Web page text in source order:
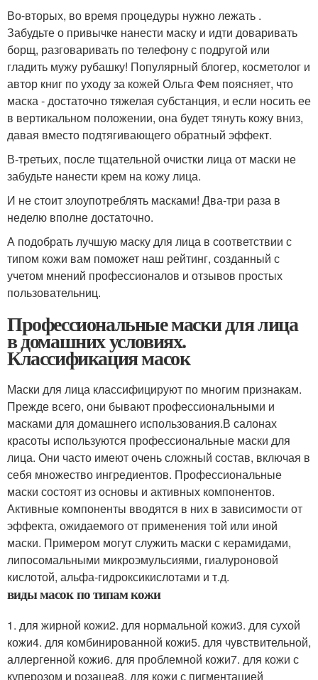
Во-вторых, во время процедуры нужно лежать .
Забудьте о привычке нанести маску и идти доваривать
борщ, разговаривать по телефону с подругой или
гладить мужу рубашку! Популярный блогер, косметолог и
автор книг по уходу за кожей Ольга Фем поясняет, что
маска - достаточно тяжелая субстанция, и если носить ее
в вертикальном положении, она будет тянуть кожу вниз,
давая вместо подтягивающего обратный эффект.
В-третьих, после тщательной очистки лица от маски не
забудьте нанести крем на кожу лица.
И не стоит злоупотреблять масками! Два-три раза в
неделю вполне достаточно.
А подобрать лучшую маску для лица в соответствии с
типом кожи вам поможет наш рейтинг, созданный с
учетом мнений профессионалов и отзывов простых
пользовательниц.
Профессиональные маски для лица
в домашних условиях.
Классификация масок
Маски для лица классифицируют по многим признакам.
Прежде всего, они бывают профессиональными и
масками для домашнего использования.В салонах
красоты используются профессиональные маски для
лица. Они часто имеют очень сложный состав, включая в
себя множество ингредиентов. Профессиональные
маски состоят из основы и активных компонентов.
Активные компоненты вводятся в них в зависимости от
эффекта, ожидаемого от применения той или иной
маски. Примером могут служить маски с керамидами,
липосомальными микроэмульсиями, гиалуроновой
кислотой, альфа-гидроксикислотами и т.д.
виды масок по типам кожи
1. для жирной кожи2. для нормальной кожи3. для сухой
кожи4. для комбинированной кожи5. для чувствительной,
аллергенной кожи6. для проблемной кожи7. для кожи с
куперозом и розацеа8. для кожи с пигментацией